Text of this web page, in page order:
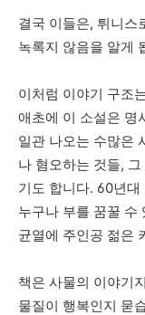
결국 이들은, 튀니스
녹록지 않음을 알게
이처럼 이야기 구조
애초에 이 소설은 명
일관 나오는 수많은
나 혐오하는 것들, 그
기도 합니다. 60년대
누구나 부를 꿈꿀 수
균열에 주인공 젊은
책은 사물의 이야기
물질이 행복인지 묻